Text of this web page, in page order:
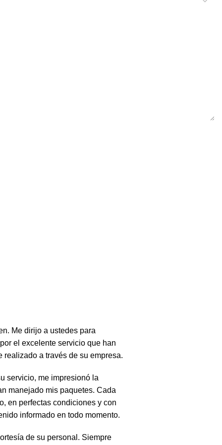
Me dirijo a ustedes para
el excelente servicio que han
a través de su empresa.
servicio, me impresionó la
manejado mis paquetes. Cada
en perfectas condiciones y con
informado en todo momento.
de su personal. Siempre